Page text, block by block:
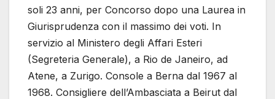
soli 23 anni, per Concorso dopo una Laurea in
Giurisprudenza con il massimo dei voti. In
servizio al Ministero degli Affari Esteri
(Segreteria Generale), a Rio de Janeiro, ad
Atene, a Zurigo. Console a Berna dal 1967 al
1968. Consigliere dell’Ambasciata a Beirut dal